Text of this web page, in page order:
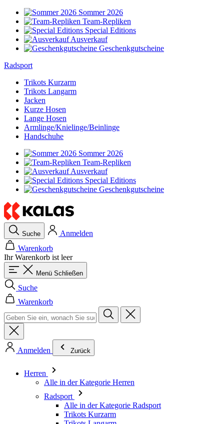
Sommer 2026
Team-Repliken
Special Editions
Ausverkauf
Geschenkgutscheine
Radsport
Trikots Kurzarm
Trikots Langarm
Jacken
Kurze Hosen
Lange Hosen
Armlinge/Knielinge/Beinlinge
Handschuhe
Sommer 2026
Team-Repliken
Ausverkauf
Special Editions
Geschenkgutscheine
Suche
Anmelden
Warenkorb
Ihr Warenkorb ist leer
Menü Schließen
Suche
Warenkorb
Anmelden Zurück
Herren
Alle in der Kategorie Herren
Radsport
Alle in der Kategorie Radsport
Trikots Kurzarm